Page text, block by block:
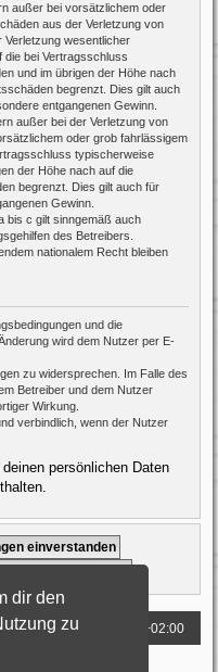
dir den
zu
außer bei vorsätzlichem oder
aus der Verletzung von
Verletzung wesentlicher
die bei Vertragsschluss
und im übrigen der Höhe nach
begrenzt. Dies gilt auch
entgangenen Gewinn.
außer bei der Verletzung von
oder grob fahrlässigem
typischerweise
der Höhe nach auf die
begrenzt. Dies gilt auch für
Gewinn.
bis c gilt sinngemäß auch
des Betreibers.
nationalem Recht bleiben
und die
wird dem Nutzer per E-
zu widersprechen. Im Falle des
Betreiber und dem Nutzer
Wirkung.
verbindlich, wenn der Nutzer
persönlichen Daten
Alle Zeiten sind UTC+02:00